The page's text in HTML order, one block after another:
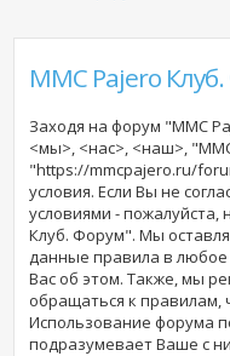
MMC Pajero
Заходя на форум "MMC
<мы>, <нас>, <наш>,
"https://mmcpajero.ru/
условия. Если Вы не
условиями - пожалуйста,
Клуб. Форум". Мы
данные правила в
Вас об этом. Также, мы
обращаться к правилам,
Использование форума
подразумевает Ваше с